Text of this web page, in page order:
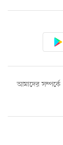
আমাদের সম্পর্কে